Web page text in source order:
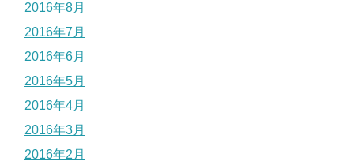
2016年8月
2016年7月
2016年6月
2016年5月
2016年4月
2016年3月
2016年2月